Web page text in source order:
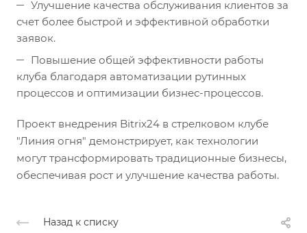
Улучшение качества обслуживания клиентов за
счет более быстрой и эффективной обработки
заявок.
Повышение общей эффективности работы
клуба благодаря автоматизации рутинных
процессов и оптимизации бизнес-процессов.
Проект внедрения Bitrix24 в стрелковом клубе
"Линия огня" демонстрирует, как технологии
могут трансформировать традиционные бизнесы,
обеспечивая рост и улучшение качества работы.
Назад к списку